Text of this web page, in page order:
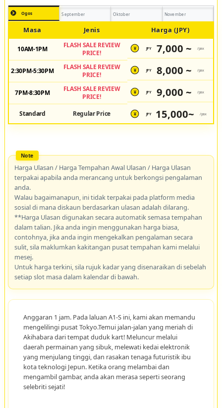
Ogos September Oktober November
Masa Jenis Harga (JPY)
10AM-1PM
FLASH SALE REVIEW
PRICE!
¥ JPY 7,000 ~ /pax
2:30PM-5:30PM
FLASH SALE REVIEW
PRICE!
¥ JPY 8,000 ~ /pax
7PM-8:30PM
FLASH SALE REVIEW
PRICE!
¥ JPY 9,000 ~ /pax
Standard Regular Price ¥ JPY 15,000~ /pax
Harga Ulasan / Harga Tempahan Awal Ulasan / Harga Ulasan
terpakai apabila anda merancang untuk berkongsi pengalaman
anda.
Walau bagaimanapun, ini tidak terpakai pada platform media
sosial di mana diskaun berdasarkan ulasan adalah dilarang.
**Harga Ulasan digunakan secara automatik semasa tempahan
dalam talian. Jika anda ingin menggunakan harga biasa,
contohnya, jika anda ingin mengekalkan pengalaman secara
sulit, sila maklumkan kakitangan pusat tempahan kami melalui
mesej.
Untuk harga terkini, sila rujuk kadar yang disenaraikan di sebelah
setiap slot masa dalam kalendar di bawah.
Anggaran 1 jam. Pada laluan A1-S ini, kami akan memandu
mengelilingi pusat Tokyo.Temui jalan-jalan yang meriah di
Akihabara dari tempat duduk kart! Meluncur melalui
daerah permainan yang sibuk, melewati kedai elektronik
yang menjulang tinggi, dan rasakan tenaga futuristik ibu
kota teknologi Jepun. Ketika orang melambai dan
mengambil gambar, anda akan merasa seperti seorang
selebriti sejati!